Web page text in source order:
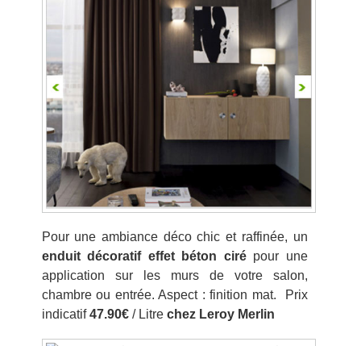
Pour une ambiance déco chic et raffinée, un
enduit décoratif effet béton cirépour une
application sur les murs de votre salon,
chambre ou entrée. Aspect : finition mat. Prix
indicatif47.90€/ Litre chez Leroy Merlin